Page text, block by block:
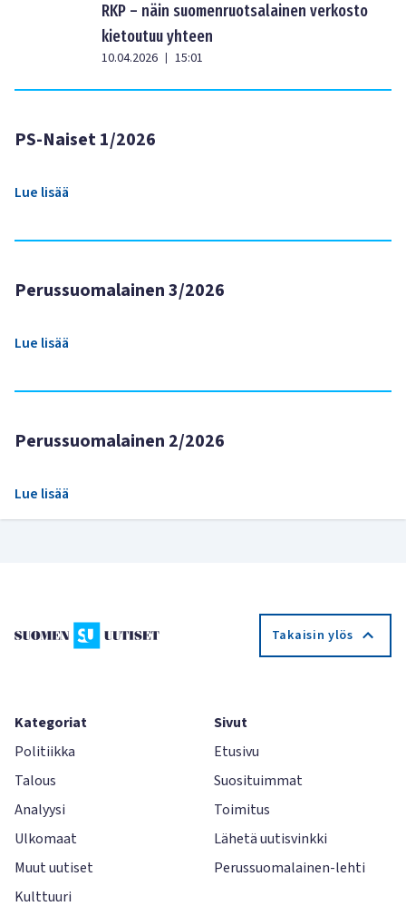
RKP – näin suomenruotsalainen verkosto
kietoutuu yhteen
10.04.2026 | 15:01
PS-Naiset 1/2026
Lue lisää
Perussuomalainen 3/2026
Lue lisää
Perussuomalainen 2/2026
Lue lisää
Takaisin ylös
Kategoriat
Politiikka
Talous
Analyysi
Ulkomaat
Muut uutiset
Kulttuuri
Sivut
Etusivu
Suosituimmat
Toimitus
Lähetä uutisvinkki
Perussuomalainen-lehti